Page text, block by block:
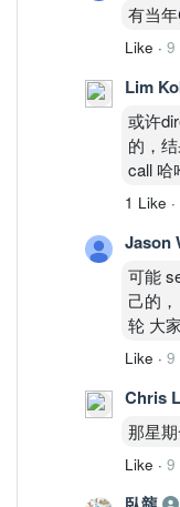
有当
Like · 9
Lim
或许
的，
call 哈
1 Like ·
Jason
可能
己的
轮 大
Like · 9
Chris
那星
Like · 9